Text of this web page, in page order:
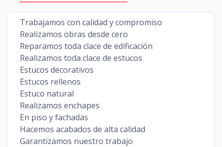
Trabajamos con calidad y compromiso
Realizamos obras desde cero
Reparamos toda clace de edificación
Realizamos toda clace de estucos
Estucos decorativos
Estucos rellenos
Estuco natural
Realizamos enchapes
En piso y fachadas
Hacemos acabados de alta calidad
Garantizamos nuestro trabajo